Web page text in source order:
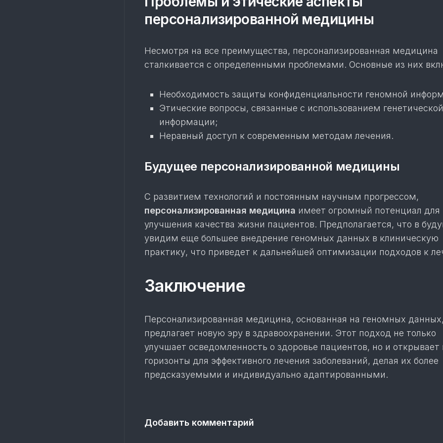
персонализированной медицины
Несмотря на все преимущества, персонализированная медицина
сталкивается с определенными проблемами. Основные из них
Необходимость защиты конфиденциальности геномной
Этические вопросы, связанные с использованием генетической
информации;
Неравный доступ к современным методам лечения.
Будущее персонализированной медицины
С развитием технологий и постоянным научным прогрессом,
персонализированная медицина имеет огромный потенциал для
улучшения качества жизни пациентов. Предполагается, что в
увидим еще большее внедрение геномных данных в клиническую
практику, что приведет к дальнейшей оптимизации подходов к
Заключение
Персонализированная медицина, основанная на геномных данных,
предлагает новую эру в здравоохранении. Этот подход не только
улучшает осведомленность о здоровье пациентов, но и открывает
горизонты для эффективного лечения заболеваний, делая их более
предсказуемыми и индивидуально адаптированными.
Добавить комментарий